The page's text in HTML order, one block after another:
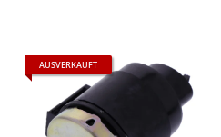
AUSVERKAUFT